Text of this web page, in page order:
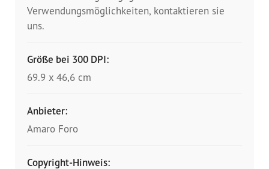
Fotos
Verwendungsmöglichkeiten, kontaktieren sie
uns.
Größe bei 300 DPI:
69.9 x 46,6 cm
Anbieter:
Amaro Foro
Copyright-Hinweis: